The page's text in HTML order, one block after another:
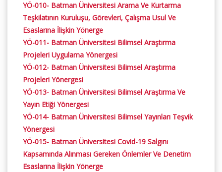
YÖ-010- Batman Üniversitesi Arama Ve Kurtarma
Teşkilatının Kuruluşu, Görevleri, Çalışma Usul Ve
Esaslarına İlişkin Yönerge
YÖ-011- Batman Üniversitesi Bilimsel Araştırma
Projeleri Uygulama Yönergesi
YÖ-012- Batman Üniversitesi Bilimsel Araştırma
Projeleri Yönergesi
YÖ-013- Batman Üniversitesi Bilimsel Araştırma Ve
Yayın Etiği Yönergesi
YÖ-014- Batman Üniversitesi Bilimsel Yayınları Teşvik
Yönergesi
YÖ-015- Batman Üniversitesi Covid-19 Salgını
Kapsamında Alınması Gereken Önlemler Ve Denetim
Esaslarına İlişkin Yönerge